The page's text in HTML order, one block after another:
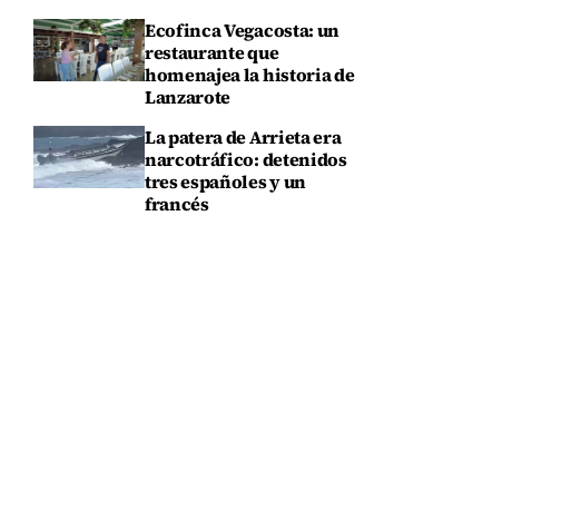
Ecofinca Vegacosta: un
restaurante que
homenajea la historia de
Lanzarote
La patera de Arrieta era
narcotráfico: detenidos
tres españoles y un
francés